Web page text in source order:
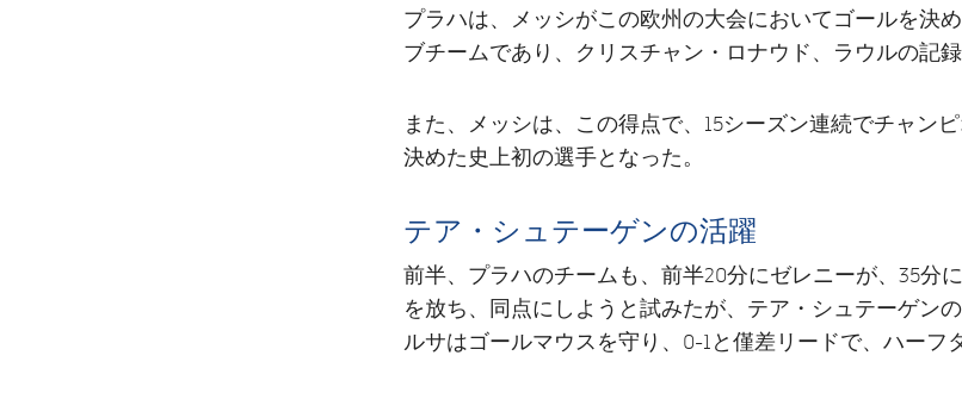
プラハは、メッシがこの欧州の大会においてゴールを決
ブチームであり、クリスチャン・ロナウド、ラウルの記
また、メッシは、この得点で、15シーズン連続でチャン
決めた史上初の選手となった。
テア・シュテーゲンの活躍
前半、プラハのチームも、前半20分にゼレニーが、35分
を放ち、同点にしようと試みたが、テア・シュテーゲン
ルサはゴールマウスを守り、0-1と僅差リードで、ハーフ